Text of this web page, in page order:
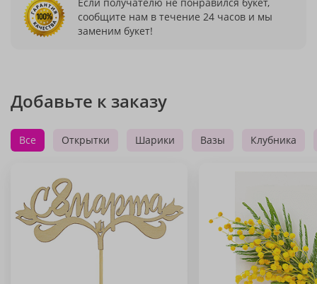
сообщите нам в течение 24 часов и мы
заменим букет!
Добавьте к заказу
Все Открытки Шарики Вазы Клубника